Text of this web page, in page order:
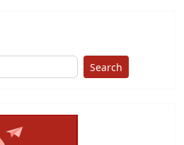
Search